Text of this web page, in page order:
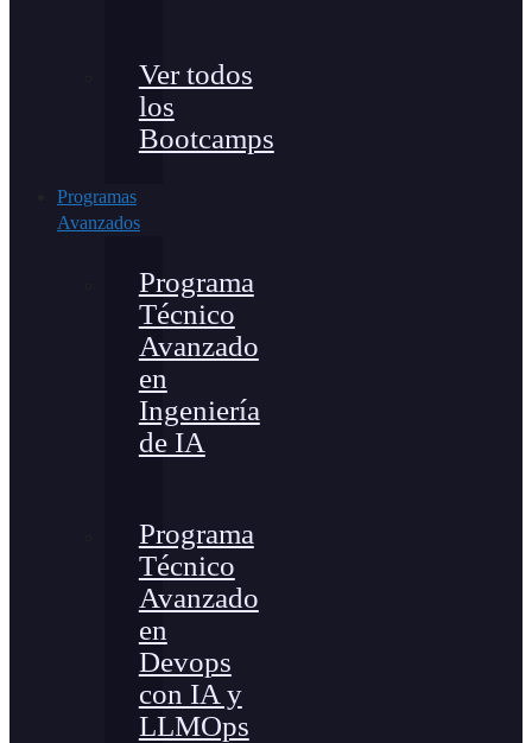
Ver todos
los
Bootcamps
Programas
Avanzados
Programa
Técnico
Avanzado
en
Ingeniería
de IA
Programa
Técnico
Avanzado
en
Devops
con IA y
LLMOps